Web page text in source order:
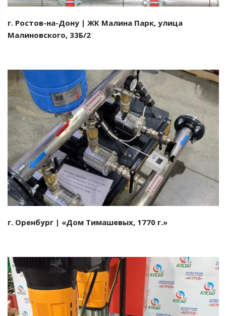
г. Ростов-на-Дону | ЖК Малина Парк, улица
Малиновского, 33Б/2
Смотреть проект
г. Оренбург | «Дом Тимашевых, 1770 г.»